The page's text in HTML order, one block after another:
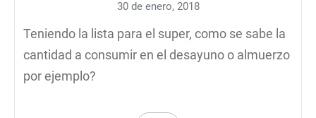
30 de enero, 2018
Teniendo la lista para el super, como se sabe la
cantidad a consumir en el desayuno o almuerzo
por ejemplo?